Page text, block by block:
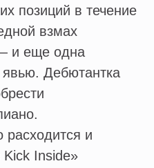
позиций в течение
взмах
и еще одна
явью. Дебютантка
расходится и
Inside»